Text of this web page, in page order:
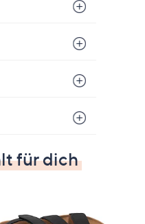
für dich